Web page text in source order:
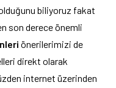
biliyoruz fakat
son derece önemli
önerilerimizi de
direkt olarak
internet üzerinden